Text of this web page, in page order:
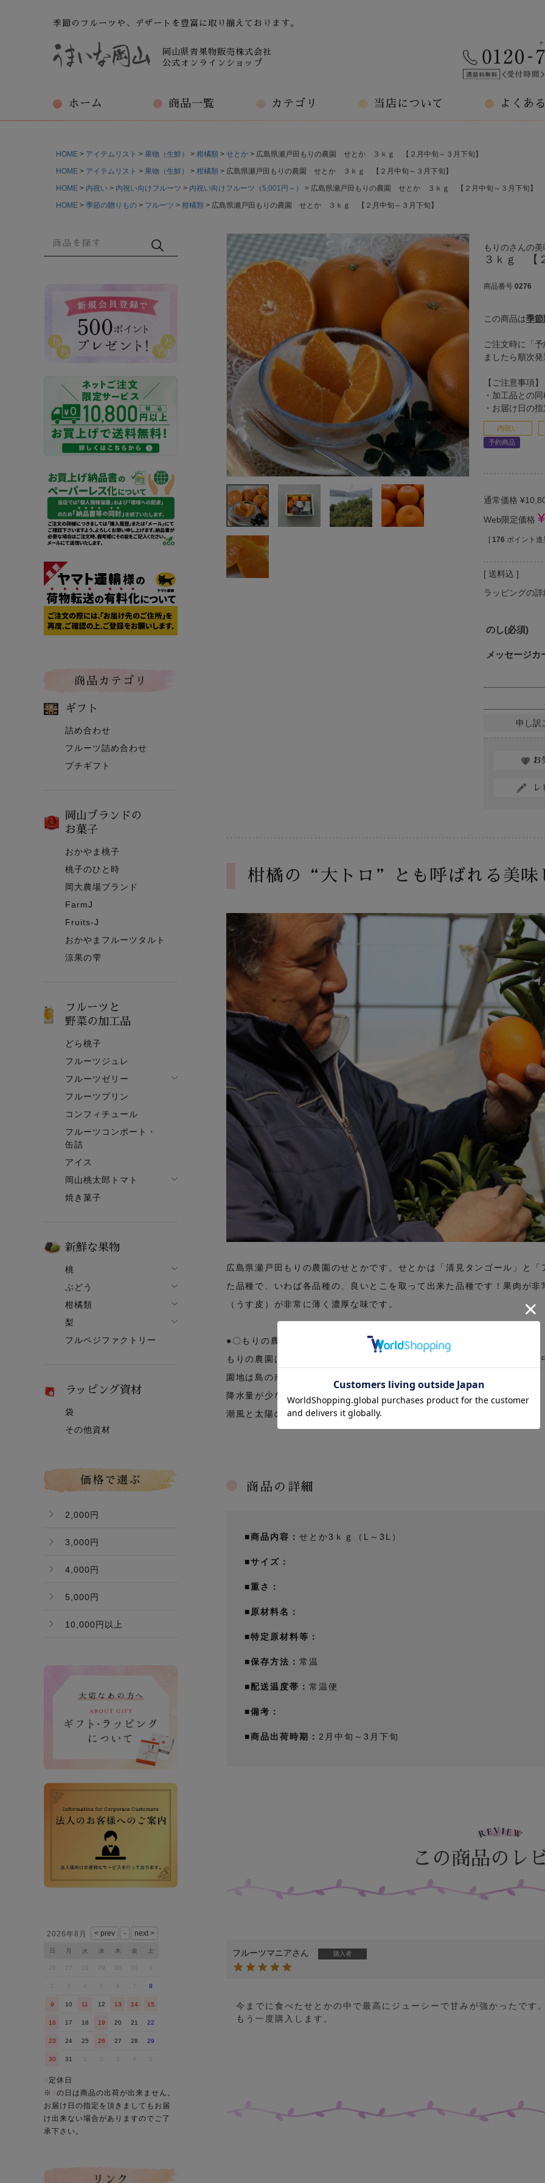
季節のフルーツや、デザートを豊富に取り揃えております。
岡山県青果物販売株式会社
公式オンラインショップ
ホーム 商品一覧 カテゴリ 当店について よくあ
HOME アイテムリスト 果物（生鮮） 柑橘類 せとか
広島県瀬戸田もりの農園 せとか ３ｋｇ 【２月中旬～３月下旬】
HOME
アイテムリスト 果物（生鮮） 柑橘類
広島県瀬戸田もりの農園 せとか ３ｋｇ 【２月中旬～３月下旬】
HOME
内祝い 内祝い向けフルーツ 内祝い向けフルーツ（5,001円～）
広島県瀬戸田もりの農園 せとか ３ｋｇ 【２月中旬～３月下旬】
HOME
季節の贈りもの フルーツ 柑橘類 広島県瀬戸田もりの農園 せとか ３ｋｇ 【２月中旬～３月下旬】
商品検索
商品カテゴリ
ギフト
詰め合わせ
フルーツ詰め合わせ
プチギフト
岡山ブランドの
お菓子
おかやま桃子
桃子のひと時
岡大農場ブランド
FarmJ
Fruits-J
おかやまフルーツタルト
涼果の雫
フルーツと
野菜の加工品
どら桃子
フルーツジュレ
フルーツゼリー
フルーツゼリー一覧
果肉入りタイプ
ピューレタイプ
フルーツプリン
コンフィチュール
フルーツコンポート・
缶詰
アイス
岡山桃太郎トマト
でざあととまと
焼き菓子
新鮮な果物
桃
桃一覧
白鳳【7月上旬～】
おかやま夢白桃【7月中
黄金桃【9月上旬頃～】
～】
ぶどう
ぶどう一覧
シャインマスカット
柑橘類
せとか
梨
梨一覧
フルベジファクトリー
ラッピング資材
袋
その他資材
価格で選ぶ
2,000円
3,000円
4,000円
5,000円
10,000円以上
営業日カレンダー
2026年8月
日 月 火 水 木 金 土
27 29
5 7 8
9 10 11 12 13 14 15
16 17 18 19 20 21 22
23 24 25 26 27 28 29
30 31 5
定休日
※
の日は商品の出荷が出来ません。
お届け日の指定を頂きましてもお届
け出来ない場合がありますのでご了
承下さい。
リンク
もりのさんの
３ｋｇ 【
商品番号 0276
この商品は季節
ご注文時に「
ましたら順次
【ご注意事項】
・加工品との
・お届け日の
内祝い
予約商品
通常価格 ¥
Web限定価格 ¥
[ 176 ポイント進
送料込
ラッピングの
のし(必須)
メッセージカ
申し訳
お
柑橘の“大トロ”とも呼ばれる美
広島県瀬戸田もりの農園のせとかです。せとかは「清見タンゴール」と
た品種で、いわば各品種の、良いとこを取って出来た品種です！果肉が
（うす皮）が非常に薄く濃厚な味です。
●〇もりの農園〇●
もりの農園はレモン生産量日本一の広島県尾道市にある、しまなみ海道
園地は島の南西部にあり、水捌けの良い山の斜面にあります。
降水量が少なく温暖な気候は、まさに柑橘を育てるための島。
潮風と太陽の陽をたっぷり浴びながら育ちます。
商品の詳細
■商品内容： せとか3ｋｇ（L～3L）
■サイズ：
■重さ：
■原材料名：
■特定原材料等：
■保存方法： 常温
■配送温度帯： 常温便
■備考：
■商品出荷時期： 2月中旬～3月下旬
この商品のレ
フルーツマニア 購入者
今までに食べたせとかの中で最高にジューシーで甘みが強かったです